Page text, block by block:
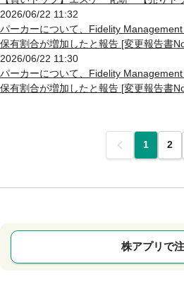
2026/06/22 11:32
パーカーについて、Fidelity
保有割合が増加したと報告 [変更報告書
2026/06/22 11:30
パーカーについて、Fidelity
保有割合が増加したと報告 [変更報告書
前 1 2
株アプリで